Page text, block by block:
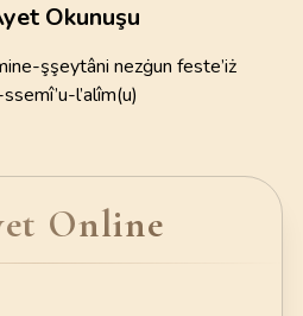
Okunuşu
şşeytâni nezġun feste’iż
l’alîm(u)
Online